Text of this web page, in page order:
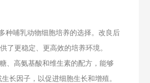
种哺乳动物细胞培养的选择。改良后
了更稳定、更高效的培养环境。
、高氨基酸和维生素的配方，能够
长因子，以促进细胞生长和增殖。